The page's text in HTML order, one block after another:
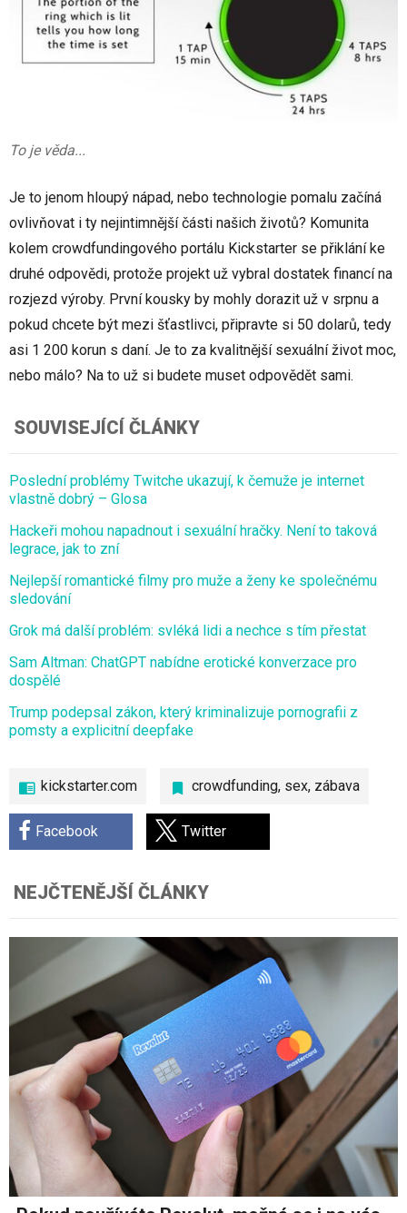
To je věda...
Je to jenom hloupý nápad, nebo technologie pomalu začíná
ovlivňovat i ty nejintimnější části našich životů? Komunita
kolem crowdfundingového portálu Kickstarter se přiklání ke
druhé odpovědi, protože projekt už vybral dostatek financí na
rozjezd výroby. První kousky by mohly dorazit už v srpnu a
pokud chcete být mezi šťastlivci, připravte si 50 dolarů, tedy
asi 1 200 korun s daní. Je to za kvalitnější sexuální život moc,
nebo málo? Na to už si budete muset odpovědět sami.
kickstarter.com crowdfunding, sex, zábava
Facebook Twitter
SOUVISEJÍCÍ ČLÁNKY
Poslední problémy Twitche ukazují, k čemuže je internet
vlastně dobrý – Glosa
Hackeři mohou napadnout i sexuální hračky. Není to taková
legrace, jak to zní
Nejlepší romantické filmy pro muže a ženy ke společnému
sledování
Grok má další problém: svléká lidi a nechce s tím přestat
Sam Altman: ChatGPT nabídne erotické konverzace pro
dospělé
Trump podepsal zákon, který kriminalizuje pornografii z
pomsty a explicitní deepfake
NEJČTENĚJŠÍ ČLÁNKY